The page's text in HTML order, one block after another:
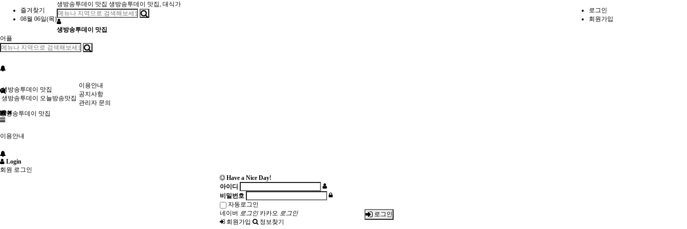
즐겨찾기
08월 06일(목)
로그인
회원가입
생방송투데이 맛집 생방송투데이 맛집, 대식가
생방송투데이 맛집
어플
생방송투데이 맛집
이용안내
생방송투데이 맛집
생방송투데이 오늘방송맛집
이용안내
공지사항
관리자 문의
Login
회원 로그인
Have a Nice Day!
아이디
비밀번호
자동로그인
로그인
네이버 로그인 카카오 로그인
회원가입
정보찾기